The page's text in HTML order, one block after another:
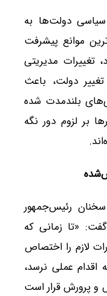
سیاسی دولت‌ها به
موانع پیشرفت
تغییرات مدیریتی
دولت، باعث
بلندمدت شده
بر لزوم دور نگه
رئیس‌جمهور
«تا زمانی که
لازم را اختصاص
عملی نرسد،
پرورش قرار است